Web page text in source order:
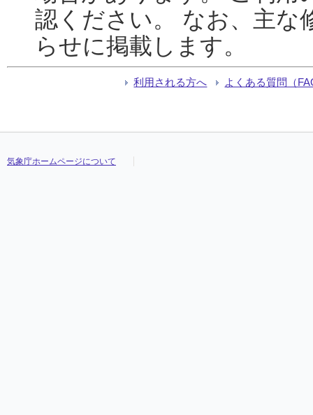
認ください。 なお、主な
らせに掲載します。
利用される方へ よくある質問（
気象庁ホームページについて